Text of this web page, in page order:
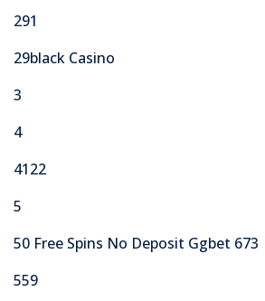
291
29black Casino
3
4
4122
5
50 Free Spins No Deposit Ggbet 673
559